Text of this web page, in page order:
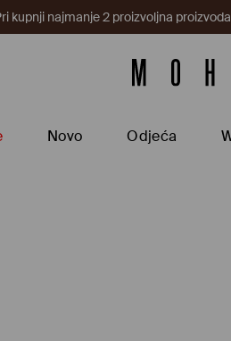
kupnji najmanje 2 proizvoljna
Novo Odjeća